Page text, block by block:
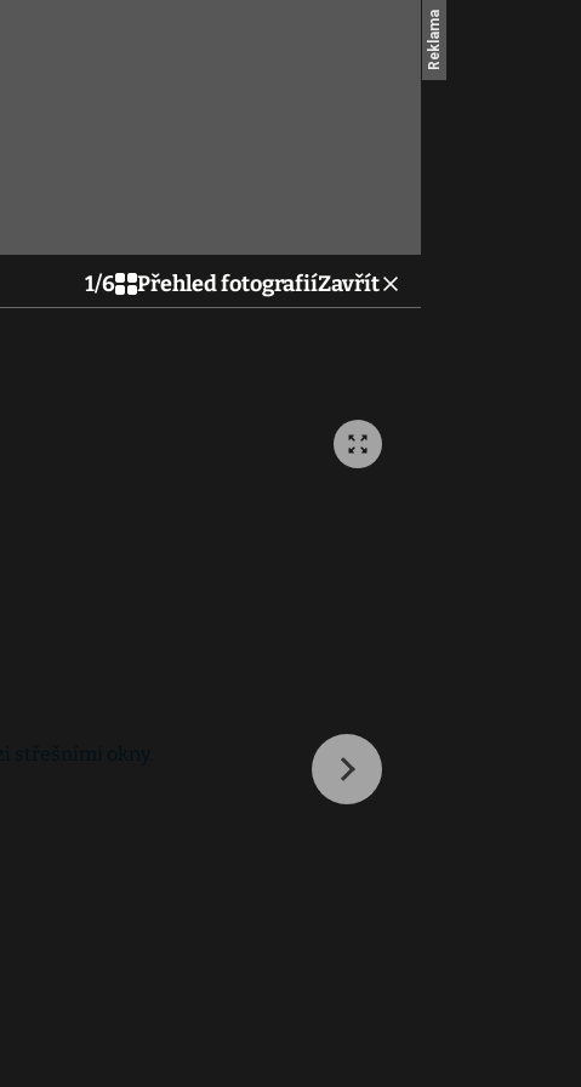
1/6 Přehled fotografiíZavřít